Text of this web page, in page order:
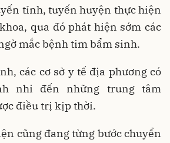
tỉnh, tuyến huyện thực hiện
qua đó phát hiện sớm các
mắc bệnh tim bẩm sinh.
các cơ sở y tế địa phương có
nhi đến những trung tâm
điều trị kịp thời.
cũng đang từng bước chuyển